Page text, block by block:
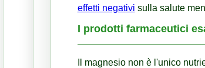
effetti negativi sulla salute
I prodotti farmaceutici
Il magnesio non è l'unico